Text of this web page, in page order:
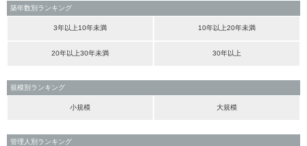
築年数別ランキング
3年以上10年未満 10年以上20年未満
20年以上30年未満 30年以上
規模別ランキング
小規模 大規模
管理人別ランキング